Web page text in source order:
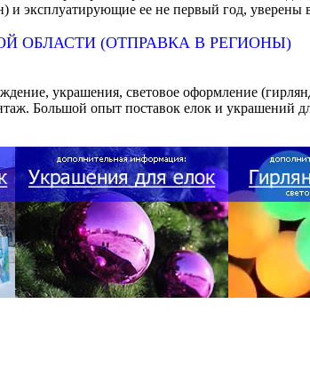
эксплуатирующие ее не первый год, уверены
ОБЛАСТИ (ОТПРАВКА В РЕГИОНЫ)
украшения, световое оформление
Большой опыт поставок елок и украшений